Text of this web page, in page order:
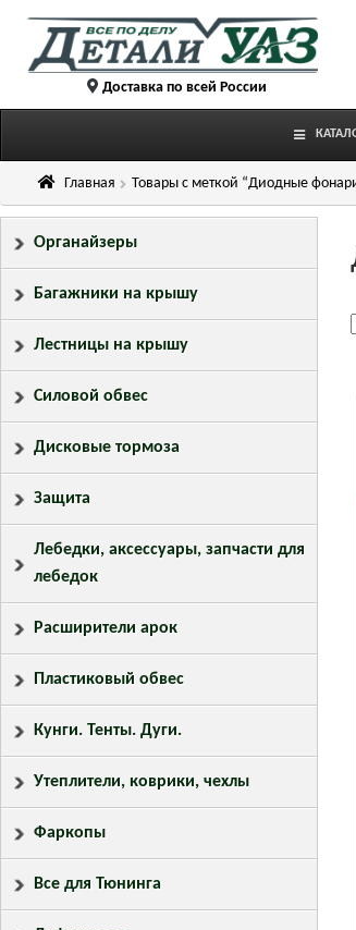
Перейти
Перейти
содержимому Доставка по всей России
Главная Товары с меткой “Диодные
Органайзеры
Багажники на крышу
Лестницы на крышу
Силовой обвес
Дисковые тормоза
Защита
Лебедки, аксессуары, запчасти для
лебедок
Расширители арок
Пластиковый обвес
Кунги. Тенты. Дуги.
Утеплители, коврики, чехлы
Фаркопы
Все для Тюнинга